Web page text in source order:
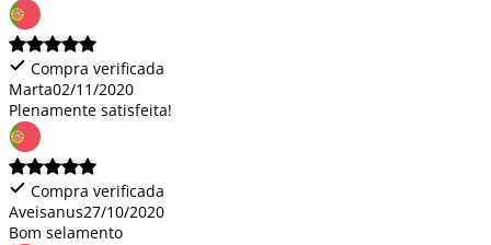
Compra verificada
Marta02/11/2020
Plenamente satisfeita!
Compra verificada
Aveisanus27/10/2020
Bom selamento